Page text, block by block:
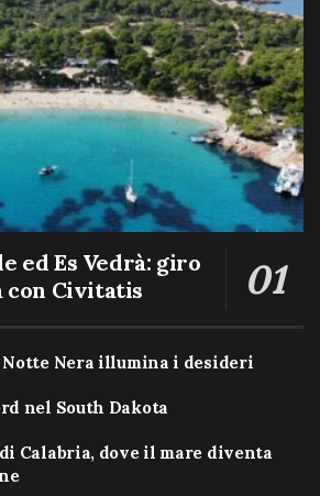
ed Es Vedrà: giro
con Civitatis
Nera illumina i desideri
nel South Dakota
Calabria, dove il mare diventa